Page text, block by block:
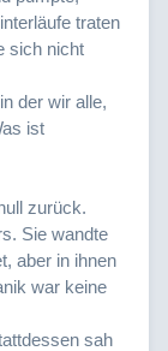
traten
sich nicht
der wir alle,
ist
zurück.
Sie wandte
aber in ihnen
war keine
sah